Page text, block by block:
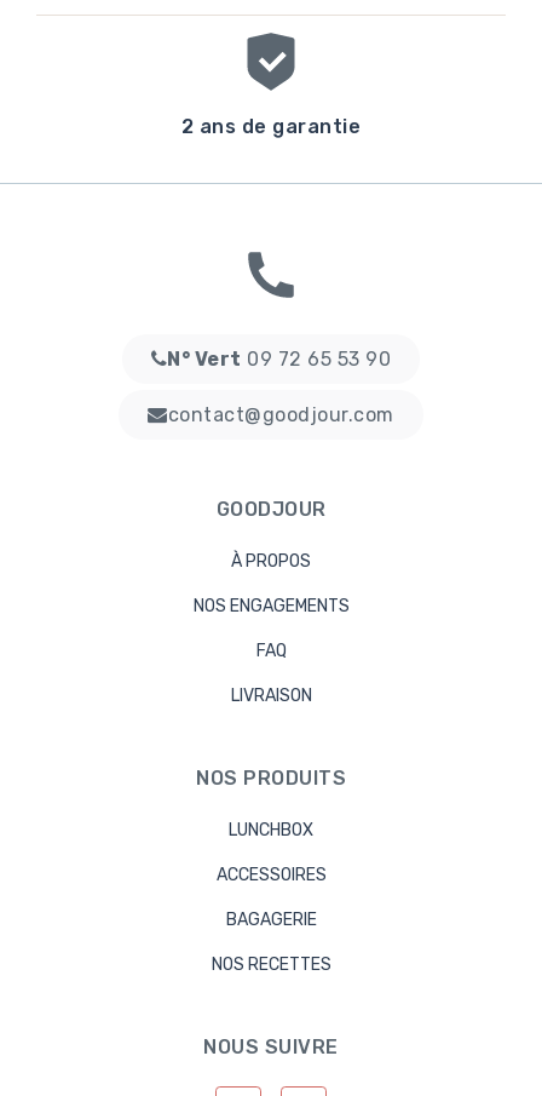
2 ans de garantie
N° Vert 09 72 65 53 90
contact@goodjour.com
GOODJOUR
À PROPOS
NOS ENGAGEMENTS
FAQ
LIVRAISON
NOS PRODUITS
LUNCHBOX
ACCESSOIRES
BAGAGERIE
NOS RECETTES
NOUS SUIVRE